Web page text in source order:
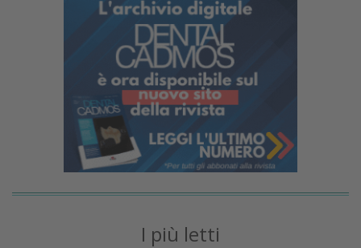
I più letti